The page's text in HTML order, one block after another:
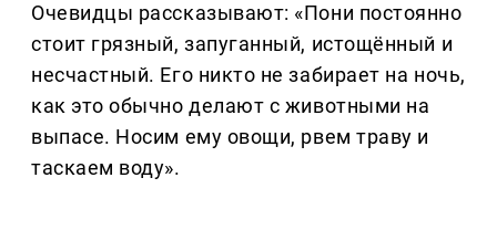
Очевидцы рассказывают: «Пони постоянно
стоит грязный, запуганный, истощённый и
несчастный. Его никто не забирает на ночь,
как это обычно делают с животными на
выпасе. Носим ему овощи, рвем траву и
таскаем воду».